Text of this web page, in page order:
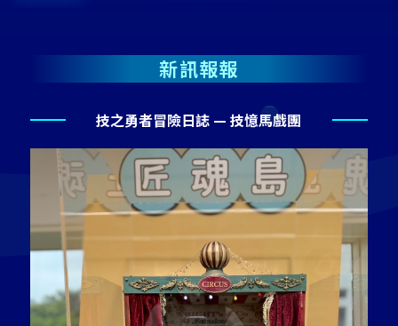
新訊報報
技之勇者冒險日誌 — 技憶馬戲團